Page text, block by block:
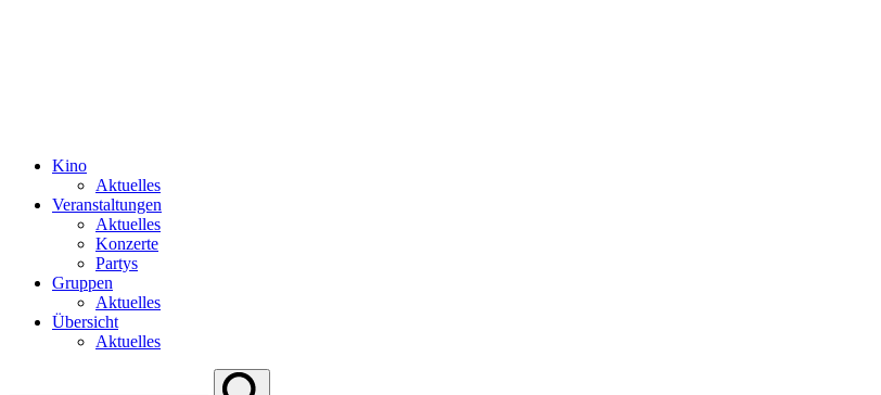
Kino
Aktuelles
Veranstaltungen
Aktuelles
Konzerte
Partys
Gruppen
Aktuelles
Übersicht
Aktuelles